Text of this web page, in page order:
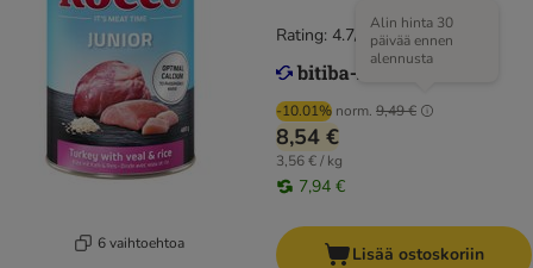
6 vaihtoehtoa
-10.01% norm. 9,49 €
Alin hinta 30
päivää ennen
alennusta
8,54 €
3,56 € / kg
7,94 €
Rating: 4.7/5
Lisää ostoskoriin